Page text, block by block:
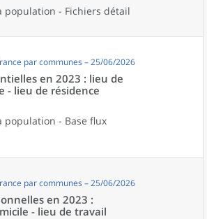
population - Fichiers détail
par communes – 25/06/2026
en 2023 : lieu de
- lieu de résidence
population - Base flux
par communes – 25/06/2026
en 2023 :
- lieu de travail